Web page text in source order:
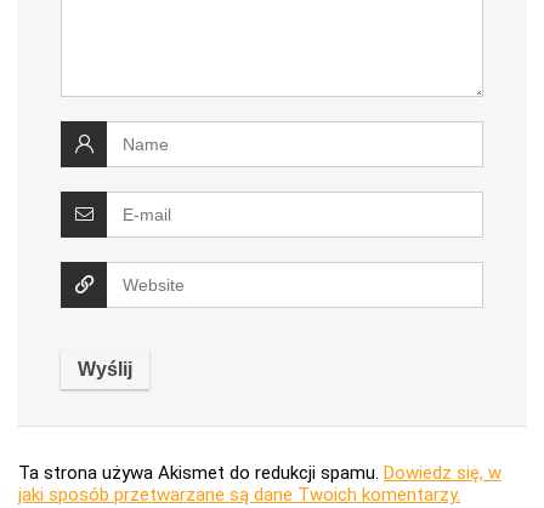
Ta strona używa Akismet do redukcji spamu. Dowiedz się, w
jaki sposób przetwarzane są dane Twoich komentarzy.